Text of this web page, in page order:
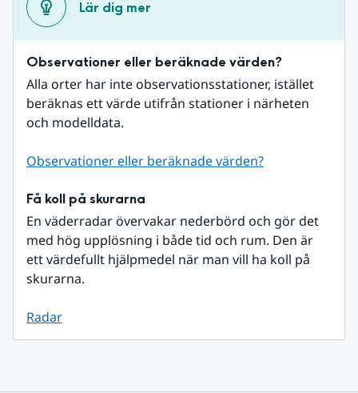
Lär dig mer
Observationer eller beräknade värden?
Alla orter har inte observationsstationer, istället
beräknas ett värde utifrån stationer i närheten
och modelldata.
Observationer eller beräknade värden?
Få koll på skurarna
En väderradar övervakar nederbörd och gör det
med hög upplösning i både tid och rum. Den är
ett värdefullt hjälpmedel när man vill ha koll på
skurarna.
Radar